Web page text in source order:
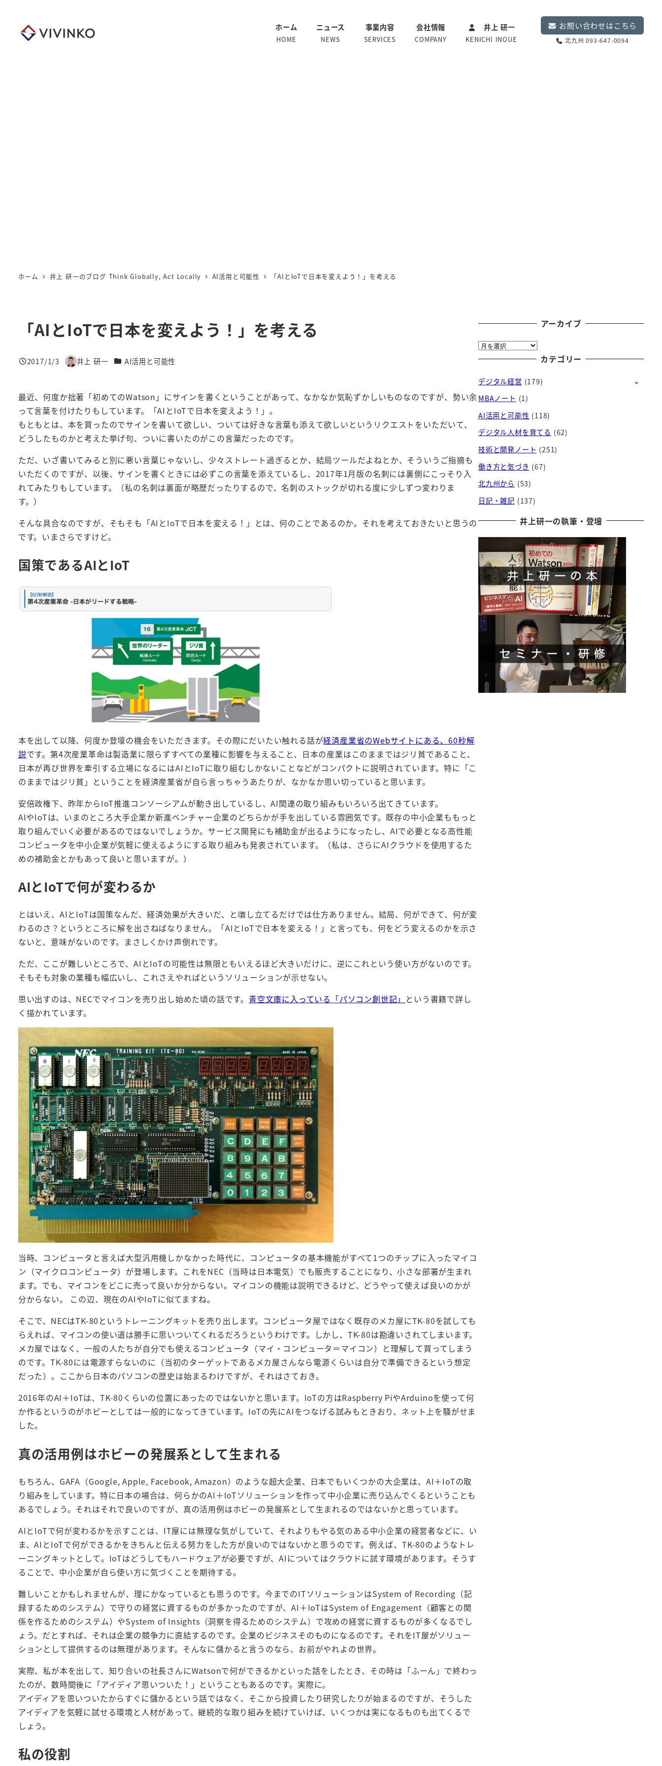
ホーム
HOME
ニュース
NEWS
事業内容
SERVICES
会社情報
COMPANY
井上 研一
KENICHI INOUE
お問い合わせはこちら
北九州 093-647-0094
ホーム 井上 研一のブログ Think Globally, Act Locally AI活用と可能性 「AIとIoTで日本を変えよう！」を考える
「AIとIoTで日本を変えよう！」を考える
投稿日
2017/1/3
著
井上 研一 カテゴリー
AI活用と可能性
最近、何度か拙著「初めてのWatson」にサインを書くということがあって、なかなか気恥ずかしいものなのですが、勢い余
って言葉を付けたりもしています。「AIとIoTで日本を変えよう！」。
もともとは、本を買ったのでサインを書いて欲しい、ついては好きな言葉も添えて欲しいというリクエストをいただいて、
どうしたものかと考えた挙げ句、ついに書いたのがこの言葉だったのです。
ただ、いざ書いてみると別に悪い言葉じゃないし、少々ストレート過ぎるとか、結局ツールだよねとか、そういうご指摘も
いただくのですが、以後、サインを書くときには必ずこの言葉を添えているし、2017年1月版の名刺には裏側にこっそり入
れてみたりもしています。（私の名刺は裏面が略歴だったりするので、名刺のストックが切れる度に少しずつ変わりま
す。）
そんな具合なのですが、そもそも「AIとIoTで日本を変える！」とは、何のことであるのか。それを考えておきたいと思うの
です。いまさらですけど。
国策であるAIとIoT
本を出して以降、何度か登壇の機会をいただきます。その際にだいたい触れる話が経済産業省のWebサイトにある、60秒解
説です。第4次産業革命は製造業に限らずすべての業種に影響を与えること、日本の産業はこのままではジリ貧であること、
日本が再び世界を牽引する立場になるにはAIとIoTに取り組むしかないことなどがコンパクトに説明されています。特に「こ
のままではジリ貧」ということを経済産業省が自ら言っちゃうあたりが、なかなか思い切っていると思います。
安倍政権下、昨年からIoT推進コンソーシアムが動き出しているし、AI関連の取り組みもいろいろ出てきています。
AIやIoTは、いまのところ大手企業か新進ベンチャー企業のどちらかが手を出している雰囲気です。既存の中小企業ももっと
取り組んでいく必要があるのではないでしょうか。サービス開発にも補助金が出るようになったし、AIで必要となる高性能
コンピュータを中小企業が気軽に使えるようにする取り組みも発表されています。（私は、さらにAIクラウドを使用するた
めの補助金とかもあって良いと思いますが。）
AIとIoTで何が変わるか
とはいえ、AIとIoTは国策なんだ、経済効果が大きいだ、と囃し立てるだけでは仕方ありません。結局、何ができて、何が変
わるのさ？というところに解を出さねばなりません。「AIとIoTで日本を変える！」と言っても、何をどう変えるのかを示さ
ないと、意味がないのです。まさしくかけ声倒れです。
ただ、ここが難しいところで、AIとIoTの可能性は無限ともいえるほど大きいだけに、逆にこれという使い方がないのです。
そもそも対象の業種も幅広いし、これさえやればというソリューションが示せない。
思い出すのは、NECでマイコンを売り出し始めた頃の話です。 青空文庫に入っている「パソコン創世記」 という書籍で詳し
く描かれています。
当時、コンピュータと言えば大型汎用機しかなかった時代に、コンピュータの基本機能がすべて1つのチップに入ったマイコ
ン（マイクロコンピュータ）が登場します。これをNEC（当時は日本電気）でも販売することになり、小さな部署が生まれ
ます。でも、マイコンをどこに売って良いか分からない。マイコンの機能は説明できるけど、どうやって使えば良いのかが
分からない。 この辺、現在のAIやIoTに似てますね。
そこで、NECはTK-80というトレーニングキットを売り出します。コンピュータ屋ではなく既存のメカ屋にTK-80を試しても
らえれば、マイコンの使い道は勝手に思いついてくれるだろうというわけです。しかし、TK-80は勘違いされてしまいます。
メカ屋ではなく、一般の人たちが自分でも使えるコンピュータ（マイ・コンピュータ＝マイコン）と理解して買ってしまう
のです。TK-80には電源すらないのに（当初のターゲットであるメカ屋さんなら電源くらいは自分で準備できるという想定
だった）。ここから日本のパソコンの歴史は始まるわけですが、それはさておき。
2016年のAI＋IoTは、TK-80くらいの位置にあったのではないかと思います。IoTの方はRaspberry PiやArduinoを使って何
か作るというのがホビーとしては一般的になってきています。IoTの先にAIをつなげる試みもときおり、ネット上を騒がせま
した。
真の活用例はホビーの発展系として生まれる
もちろん、GAFA（Google, Apple, Facebook, Amazon）のような超大企業、日本でもいくつかの大企業は、AI＋IoTの取
り組みをしています。特に日本の場合は、何らかのAI＋IoTソリューションを作って中小企業に売り込んでくるということも
あるでしょう。それはそれで良いのですが、真の活用例はホビーの発展系として生まれるのではないかと思っています。
AIとIoTで何が変わるかを示すことは、IT屋には無理な気がしていて、それよりもやる気のある中小企業の経営者などに、い
ま、AIとIoTで何ができるかをきちんと伝える努力をした方が良いのではないかと思うのです。例えば、TK-80のようなトレ
ーニングキットとして。IoTはどうしてもハードウェアが必要ですが、AIについてはクラウドに試す環境があります。そうす
ることで、中小企業が自ら使い方に気づくことを期待する。
難しいことかもしれませんが、理にかなっているとも思うのです。今までのITソリューションはSystem of Recording（記
録するためのシステム）で守りの経営に資するものが多かったのですが、AI＋IoTはSystem of Engagement（顧客との関
係を作るためのシステム）やSystem of Insights（洞察を得るためのシステム）で攻めの経営に資するものが多くなるでし
ょう。だとすれば、それは企業の競争力に直結するのです。企業のビジネスそのものになるのです。それをIT屋がソリュー
ションとして提供するのは無理があります。そんなに儲かると言うのなら、お前がやれよの世界。
実際、私が本を出して、知り合いの社長さんにWatsonで何ができるかといった話をしたとき、その時は「ふーん」で終わっ
たのが、数時間後に「アイディア思いついた！」ということもあるのです。実際に。
アイディアを思いついたからすぐに儲かるという話ではなく、そこから投資したり研究したりが始まるのですが、そうした
アイディアを気軽に試せる環境と人材があって、継続的な取り組みを続けていけば、いくつかは実になるものも出てくるで
しょう。
私の役割
アーカイブ
ア
ー
イ
ブ
カテゴリー
デジタル経営 (179)
MBAノート (1)
AI活用と可能性 (118)
デジタル人材を育てる (62)
技術と開発ノート (251)
働き方と気づき (67)
北九州から (53)
日記・雑記 (137)
井上研一の執筆・登壇